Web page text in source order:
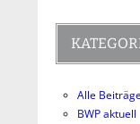
Alle
BWP aktuell